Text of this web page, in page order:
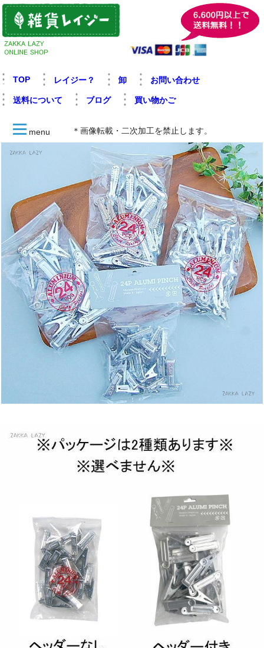
TOP レイジー？ 卸 お問い合わせ
送料について ブログ 買い物かご
menu ＊画像転載・二次加工を禁止します。